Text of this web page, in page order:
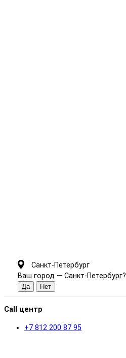
Санкт-Петербург
Ваш город — Санкт-Петербург?
Call центр
+7 812 200 87 95